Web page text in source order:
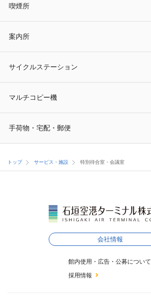
喫煙所
案内所
サイクルステーション
マルチコピー機
手荷物・宅配・郵便
トップ サービス・施設 特別待合室・会議室
会社情報
館内使用・広告・公募について
採用情報